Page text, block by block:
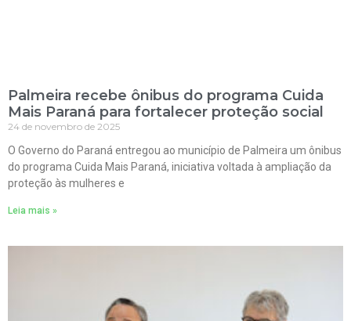
Palmeira recebe ônibus do programa Cuida
Mais Paraná para fortalecer proteção social
24 de novembro de 2025
O Governo do Paraná entregou ao município de Palmeira um ônibus
do programa Cuida Mais Paraná, iniciativa voltada à ampliação da
proteção às mulheres e
Leia mais »